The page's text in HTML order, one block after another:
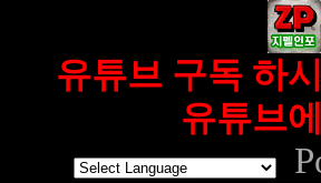
유튜브 구독 하
유튜브